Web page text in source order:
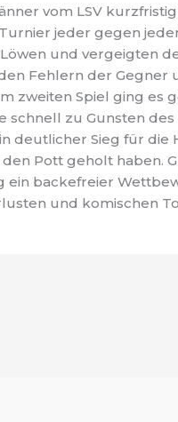
vom LSV
jeder gegen
und vergeigten
Fehlern der Gegner
zweiten Spiel ging es
schnell zu Gunsten
deutlicher Sieg für
Pott geholt haben.
ein backefreier
und komischen